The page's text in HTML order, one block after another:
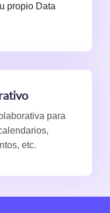
propio Data
para
etc.